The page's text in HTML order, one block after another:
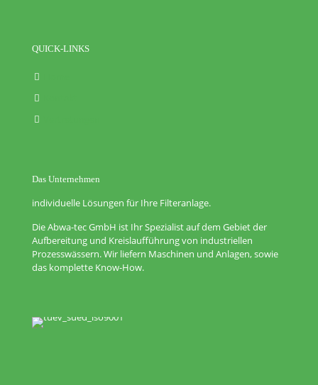
QUICK-LINKS
Das Unternehmen
individuelle Lösungen für Ihre Filteranlage.
Die Abwa-tec GmbH ist Ihr Spezialist auf dem Gebiet der
Aufbereitung und Kreislaufführung von industriellen
Prozesswässern. Wir liefern Maschinen und Anlagen, sowie
das komplette Know-How.